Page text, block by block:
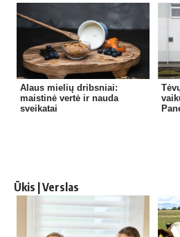
Alaus mielių dribsniai:
maistinė vertė ir nauda
sveikatai
Ūkis | Verslas